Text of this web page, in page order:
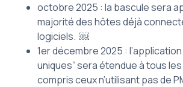
octobre 2025 : la bascule sera
majorité des hôtes déjà
logiciels. ￼
1er décembre 2025 :
uniques” sera étendue à tous
compris ceux n’utilisant pas de